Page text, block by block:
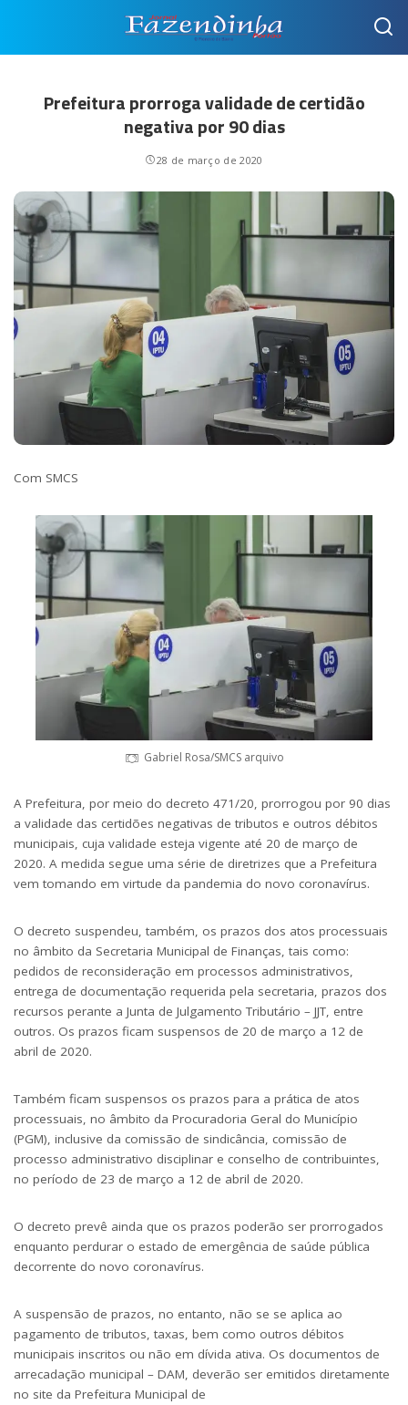
Prefeitura prorroga validade de certidão
negativa por 90 dias
28 de março de 2020
Com SMCS
Gabriel Rosa/SMCS arquivo
A Prefeitura, por meio do decreto 471/20, prorrogou por 90 dias
a validade das certidões negativas de tributos e outros débitos
municipais, cuja validade esteja vigente até 20 de março de
2020. A medida segue uma série de diretrizes que a Prefeitura
vem tomando em virtude da pandemia do novo coronavírus.
O decreto suspendeu, também, os prazos dos atos processuais
no âmbito da Secretaria Municipal de Finanças, tais como:
pedidos de reconsideração em processos administrativos,
entrega de documentação requerida pela secretaria, prazos dos
recursos perante a Junta de Julgamento Tributário – JJT, entre
outros. Os prazos ficam suspensos de 20 de março a 12 de
abril de 2020.
Também ficam suspensos os prazos para a prática de atos
processuais, no âmbito da Procuradoria Geral do Município
(PGM), inclusive da comissão de sindicância, comissão de
processo administrativo disciplinar e conselho de contribuintes,
no período de 23 de março a 12 de abril de 2020.
O decreto prevê ainda que os prazos poderão ser prorrogados
enquanto perdurar o estado de emergência de saúde pública
decorrente do novo coronavírus.
A suspensão de prazos, no entanto, não se se aplica ao
pagamento de tributos, taxas, bem como outros débitos
municipais inscritos ou não em dívida ativa. Os documentos de
arrecadação municipal – DAM, deverão ser emitidos diretamente
no site da Prefeitura Municipal de